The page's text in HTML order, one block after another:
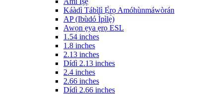
Káàdì Tábìlì Ẹ̀rọ Amóhùnmáwòrán
AP (Ibùdó Ìpìlẹ̀)
Awọn ẹya ẹrọ ESL
1.54 inches
1.8 inches
2.13 inches
Dídì 2.13 inches
2.4 inches
2.66 inches
Dídì 2.66 inches